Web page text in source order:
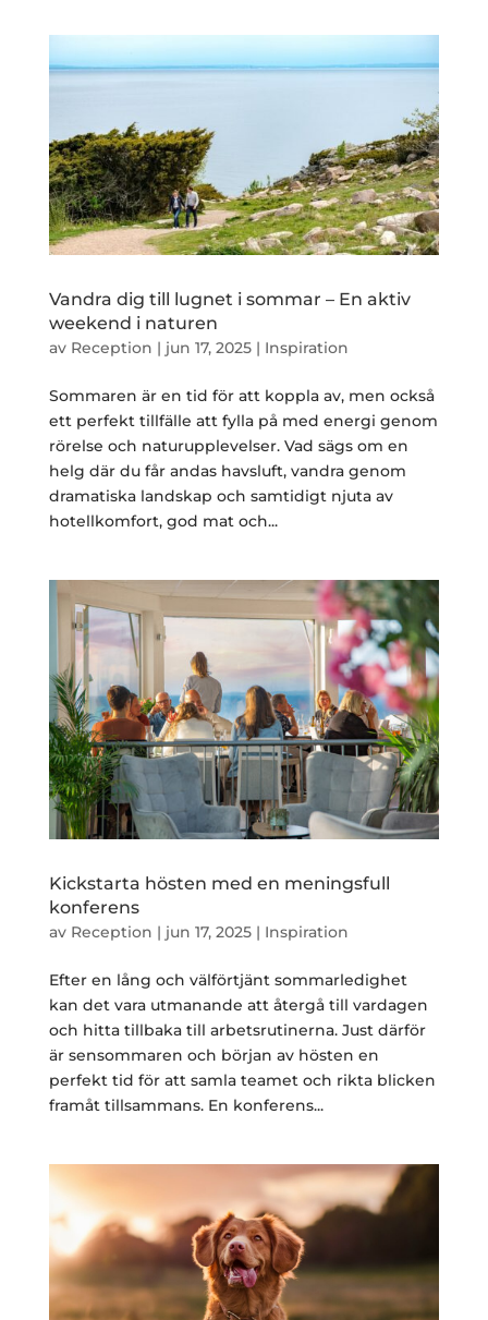
Vandra dig till lugnet i sommar – En aktiv
weekend i naturen
av Reception | jun 17, 2025| Inspiration
Sommaren är en tid för att koppla av, men också
ett perfekt tillfälle att fylla på med energi genom
rörelse och naturupplevelser. Vad sägs om en
helg där du får andas havsluft, vandra genom
dramatiska landskap och samtidigt njuta av
hotellkomfort, god mat och...
Kickstarta hösten med en meningsfull
konferens
av Reception | jun 17, 2025| Inspiration
Efter en lång och välförtjänt sommarledighet
kan det vara utmanande att återgå till vardagen
och hitta tillbaka till arbetsrutinerna. Just därför
är sensommaren och början av hösten en
perfekt tid för att samla teamet och rikta blicken
framåt tillsammans. En konferens...